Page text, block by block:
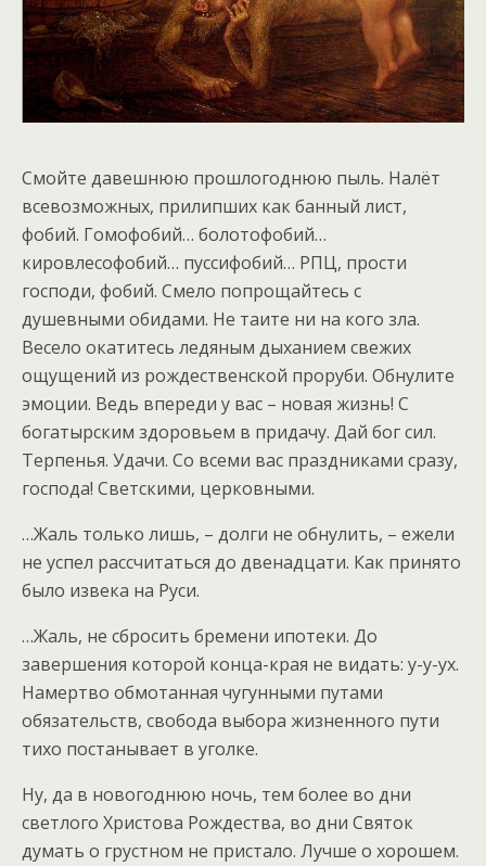
Смойте давешнюю прошлогоднюю пыль. Налёт
всевозможных, прилипших как банный лист,
фобий. Гомофобий… болотофобий…
кировлесофобий… пуссифобий… РПЦ, прости
господи, фобий. Смело попрощайтесь с
душевными обидами. Не таите ни на кого зла.
Весело окатитесь ледяным дыханием свежих
ощущений из рождественской проруби. Обнулите
эмоции. Ведь впереди у вас – новая жизнь! С
богатырским здоровьем в придачу. Дай бог сил.
Терпенья. Удачи. Со всеми вас праздниками сразу,
господа! Светскими, церковными.
…Жаль только лишь, – долги не обнулить, – ежели
не успел рассчитаться до двенадцати. Как принято
было извека на Руси.
…Жаль, не сбросить бремени ипотеки. До
завершения которой конца-края не видать: у-у-ух.
Намертво обмотанная чугунными путами
обязательств, свобода выбора жизненного пути
тихо постанывает в уголке.
Ну, да в новогоднюю ночь, тем более во дни
светлого Христова Рождества, во дни Святок
думать о грустном не пристало. Лучше о хорошем.